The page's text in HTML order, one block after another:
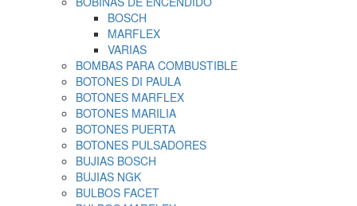
BOSCH
MARFLEX
VARIAS
BOMBAS PARA COMBUSTIBLE
BOTONES DI PAULA
BOTONES MARFLEX
BOTONES MARILIA
BOTONES PUERTA
BOTONES PULSADORES
BUJIAS BOSCH
BUJIAS NGK
BULBOS FACET